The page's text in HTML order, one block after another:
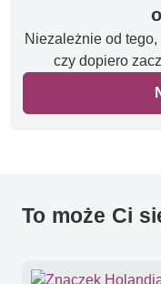
Niezależnie od
czy dopiero
To może Ci